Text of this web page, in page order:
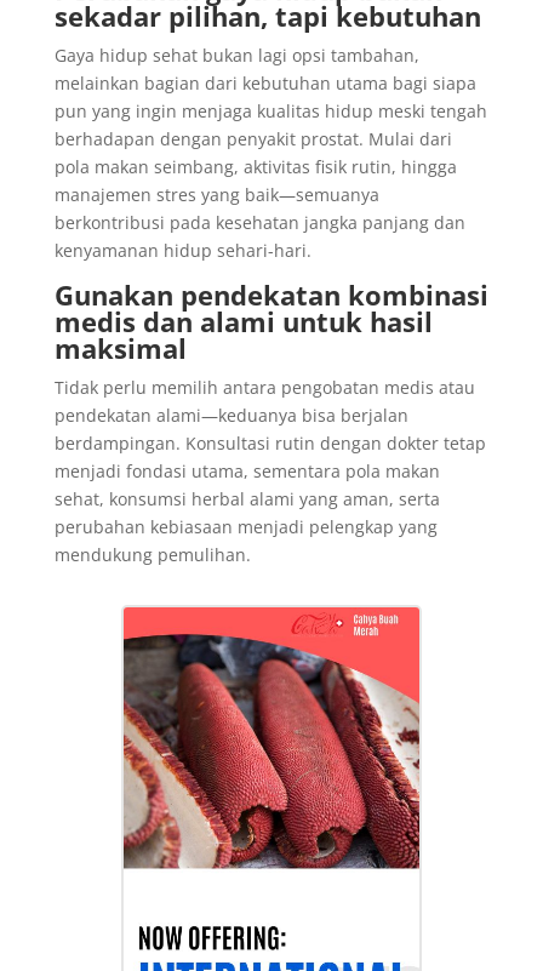
sekadar pilihan, tapi kebutuhan
Gaya hidup sehat bukan lagi opsi tambahan,
melainkan bagian dari kebutuhan utama bagi siapa
pun yang ingin menjaga kualitas hidup meski tengah
berhadapan dengan penyakit prostat. Mulai dari
pola makan seimbang, aktivitas fisik rutin, hingga
manajemen stres yang baik—semuanya
berkontribusi pada kesehatan jangka panjang dan
kenyamanan hidup sehari-hari.
Gunakan pendekatan kombinasi
medis dan alami untuk hasil
maksimal
Tidak perlu memilih antara pengobatan medis atau
pendekatan alami—keduanya bisa berjalan
berdampingan. Konsultasi rutin dengan dokter tetap
menjadi fondasi utama, sementara pola makan
sehat, konsumsi herbal alami yang aman, serta
perubahan kebiasaan menjadi pelengkap yang
mendukung pemulihan.